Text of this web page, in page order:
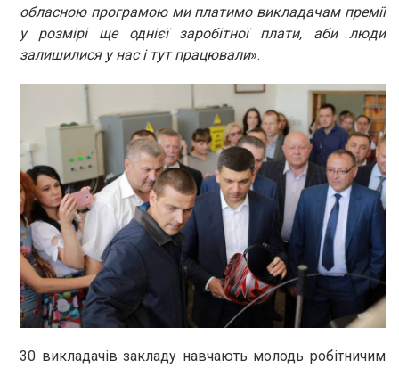
обласною програмою ми платимо викладачам премії
у розмірі ще однієї заробітної плати, аби люди
залишилися у нас і тут працювали».
30 викладачів закладу навчають молодь робітничим